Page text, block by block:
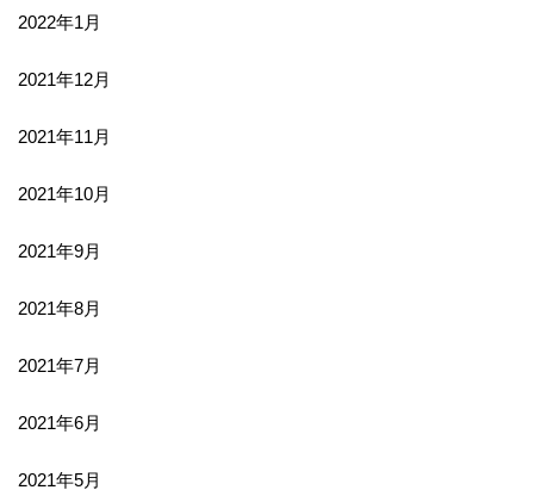
2022年1月
2021年12月
2021年11月
2021年10月
2021年9月
2021年8月
2021年7月
2021年6月
2021年5月